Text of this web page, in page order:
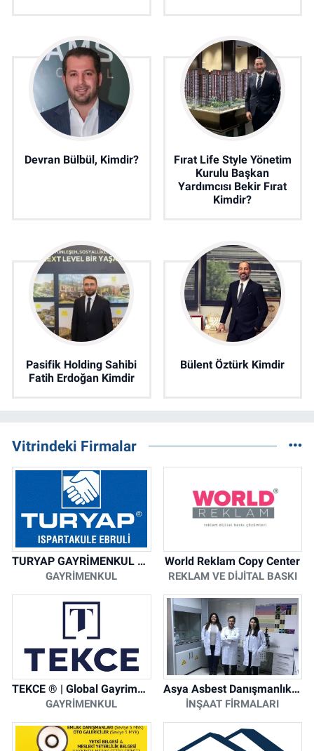
Devran Bülbül, Kimdir?
Fırat Life Style Yönetim
Kurulu Başkan
Yardımcısı Bekir Fırat
Kimdir?
Pasifik Holding Sahibi
Fatih Erdoğan Kimdir
Bülent Öztürk Kimdir
Vitrindeki Firmalar
TURYAP GAYRİMENKUL DANIŞMANLIK HİZMETLERİ
GAYRIMENKUL
World Reklam Copy Center
REKLAM VE DIJITAL BASKI
TEKCE ® | Global Gayrimenkul Şirketi
GAYRIMENKUL
Asya Asbest Danışmanlık - Asbest Söküm ve Asbest Raporu
İNŞAAT FIRMALARI